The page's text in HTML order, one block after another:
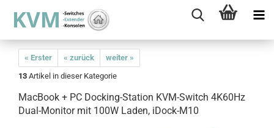
« Erster « zurück
weiter »
13 Artikel in dieser Kategorie
MacBook + PC Docking-Station KVM-Switch 4K60Hz
Dual-Monitor mit 100W Laden, iDock-M10